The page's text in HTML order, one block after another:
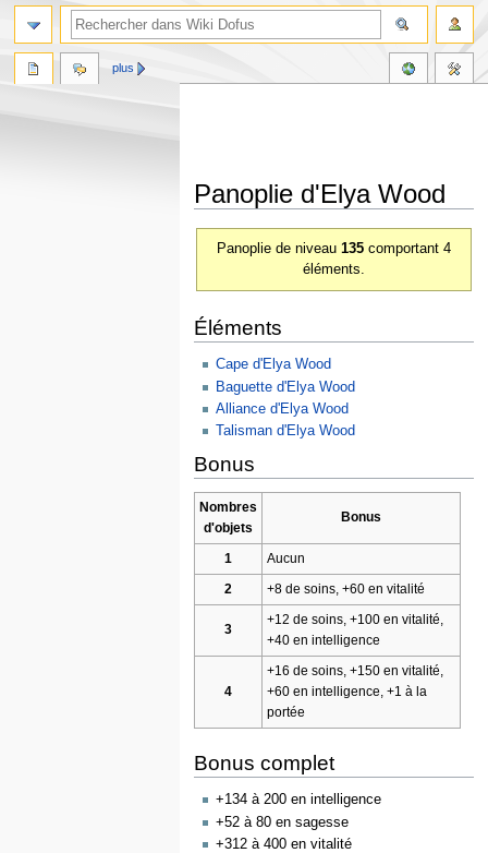
Panoplie d'Elya Wood
Panoplie de niveau135 comportant 4
éléments.
Éléments
Cape d'Elya Wood
Baguette d'Elya Wood
Alliance d'Elya Wood
Talisman d'Elya Wood
Bonus
Nombres
d'objets
Bonus
1
Aucun
2
+8 de soins, +60 en vitalité
3
+12 de soins, +100 en vitalité,
+40 en intelligence
4
+16 de soins, +150 en vitalité,
+60 en intelligence, +1 à la
portée
Bonus complet
+134 à 200 en intelligence
+52 à 80 en sagesse
+312 à 400 en vitalité
plus